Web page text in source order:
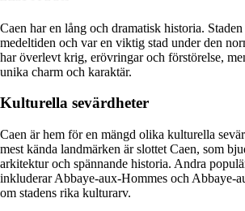
Caen har en lång och dramatisk historia.
medeltiden och var en viktig stad under den
har överlevt krig, erövringar och förstörelse,
unika charm och karaktär.
Kulturella sevärdheter
Caen är hem för en mängd olika kulturella
mest kända landmärken är slottet Caen, som
arkitektur och spännande historia. Andra
inkluderar Abbaye-aux-Hommes och Abbaye-
om stadens rika kulturarv.